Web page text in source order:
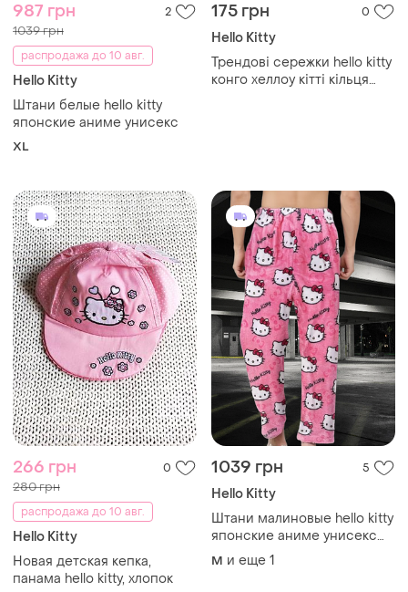
987 грн 2
1039 грн
распродажа до 10 авг.
Hello Kitty
Штани белые hello kitty
японские аниме унисекс
XL
175 грн 0
Hello Kitty
Трендові сережки hello kitty
конго хеллоу кітті кільця
266 грн 0
280 грн
распродажа до 10 авг.
Hello Kitty
Новая детская кепка,
панама hello kitty, хлопок
1039 грн 5
Hello Kitty
Штани малиновые hello kitty
японские аниме унисекс
малиновые
M и еще 1